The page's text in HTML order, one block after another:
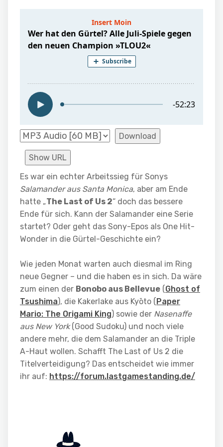
Download
Show URL
Es war ein echter Arbeitssieg für Sonys
Salamander aus Santa Monica, aber am Ende
hatte „The Last of Us 2“ doch das bessere
Ende für sich. Kann der Salamander eine Serie
startet? Oder geht das Sony-Epos als One Hit-
Wonder in die Gürtel-Geschichte ein?
Wie jeden Monat warten auch diesmal im Ring
neue Gegner – und die haben es in sich. Da wäre
zum einen der Bonobo aus Bellevue ( Ghost of
Tsushima), die Kakerlake aus Kyōto ( Paper
Mario: The Origami King) sowie der Nasenaffe
aus New York(Good Sudoku) und noch viele
andere mehr, die dem Salamander an die Triple
A-Haut wollen. Schafft The Last of Us 2 die
Titelverteidigung? Das entscheidet wie immer
ihr auf: https://forum. astgamestand ing.d e/